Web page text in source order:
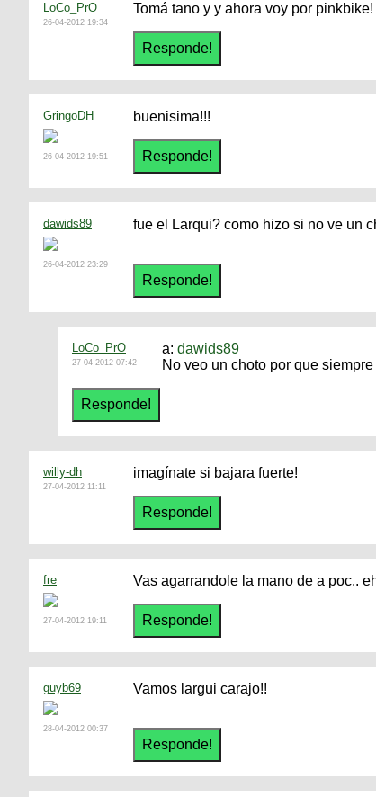
LoCo_PrO
26-04-2012 19:34
Tomá tano y y ahora voy por
GringoDH
26-04-2012 19:51
buenisima!!!
dawids89
26-04-2012 23:29
fue el Larqui? como hizo si no ve un
LoCo_PrO
27-04-2012 07:42
a: dawids89
No veo un choto por que
willy-dh
27-04-2012 11:11
imagínate si bajara fuerte!
fre
27-04-2012 19:11
Vas agarrandole la mano de a poc..
guyb69
28-04-2012 00:37
Vamos largui carajo!!